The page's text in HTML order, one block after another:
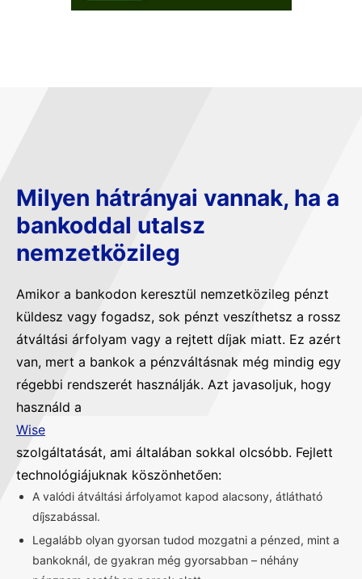
Milyen hátrányai vannak, ha a
bankoddal utalsz
nemzetközileg
Amikor a bankodon keresztül nemzetközileg pénzt
küldesz vagy fogadsz, sok pénzt veszíthetsz a rossz
átváltási árfolyam vagy a rejtett díjak miatt. Ez azért
van, mert a bankok a pénzváltásnak még mindig egy
régebbi rendszerét használják. Azt javasoljuk, hogy
használd a
Wise
szolgáltatását, ami általában sokkal olcsóbb. Fejlett
technológiájuknak köszönhetően:
A valódi átváltási árfolyamot kapod alacsony, átlátható
díjszabással.
Legalább olyan gyorsan tudod mozgatni a pénzed, mint a
bankoknál, de gyakran még gyorsabban – néhány